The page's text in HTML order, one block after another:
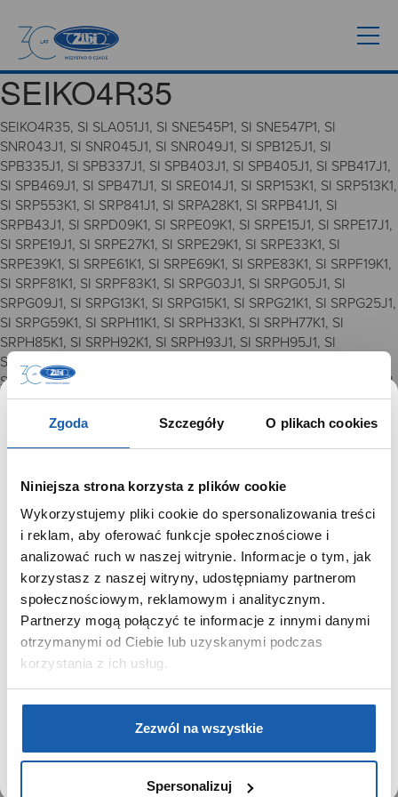
Zgoda Szczegóły O plikach cookies
Niniejsza strona korzysta z plików cookie
Wykorzystujemy pliki cookie do spersonalizowania treści
i reklam, aby oferować funkcje społecznościowe i
analizować ruch w naszej witrynie. Informacje o tym, jak
korzystasz z naszej witryny, udostępniamy partnerom
społecznościowym, reklamowym i analitycznym.
Partnerzy mogą połączyć te informacje z innymi danymi
otrzymanymi od Ciebie lub uzyskanymi podczas
korzystania z ich usług.
Zezwól na wszystkie
Spersonalizuj
SEIKO4R35
SEIKO4R35, SI SLA051J1, SI SNE545P1, SI SNE547P1, SI
SNR043J1, SI SNR045J1, SI SNR049J1, SI SPB125J1, SI
SPB335J1, SI SPB337J1, SI SPB403J1, SI SPB405J1, SI SPB417J1,
SI SPB469J1, SI SPB471J1, SI SRE014J1, SI SRP153K1, SI SRP513K1,
SI SRP553K1, SI SRP841J1, SI SRPA28K1, SI SRPB41J1, SI
SRPB43J1, SI SRPD09K1, SI SRPE09K1, SI SRPE15J1, SI SRPE17J1,
SI SRPE19J1, SI SRPE27K1, SI SRPE29K1, SI SRPE33K1, SI
SRPE39K1, SI SRPE61K1, SI SRPE69K1, SI SRPE83K1, SI SRPF19K1,
SI SRPF81K1, SI SRPF83K1, SI SRPG03J1, SI SRPG05J1, SI
SRPG09J1, SI SRPG13K1, SI SRPG15K1, SI SRPG21K1, SI SRPG25J1,
SI SRPG59K1, SI SRPH11K1, SI SRPH33K1, SI SRPH77K1, SI
SRPH85K1, SI SRPH92K1, SI SRPH93J1, SI SRPH95J1, SI
SRPH99K1, SI SRPJ13J1, SI SRPJ15J1, SI SRPJ17J1, SI SRPJ39K1, SI
SRPJ41K1, SI SRPJ93K1, SI SRPK01K1, SI SRPK15J1, SI SRPK61J1, SI
SRPK75J1, SI SRPK77K1, SI SRPK93J1, SI SRPL07J1, SI SRPL09J1,
SI SRPL11K1, SI SRPL13K1, SI SRPL15K1, SI SRPL19J1, SI SSA405J1,
SI SSA785J1
GRUPA ZIBI
Historia
Misja, wizja i wartości Grupy Zibi
Ważne daty
Kariera
Zgoda na ciasteczka
PRODUKTY
Instrumenty muzyczne
SZANOWNY UŻYTKOWNIKU,
SZANOWNA UŻYTKOWNICZKO
Używamy plików cookie w celach analitycznych,
statystycznych i marketingowych, w tym aby analizować
ruch w tej witrynie, optymalizować jej działanie oraz
zapamiętywać Twoje preferencje.